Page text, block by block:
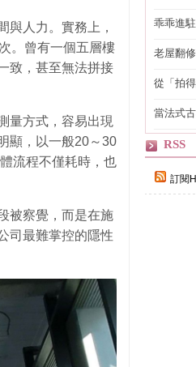
與人力。實務上，
。曾有一個五層樓
致，甚至無法拼接
量方式，容易出現
顯，以一般20～30
流程不僅耗時，也
被察覺，而是在施
司最難掌控的隱性
乖乖進
老屋翻
從「拍
當法式
RSS
訂閱